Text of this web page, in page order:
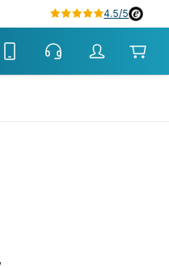
4.5/5